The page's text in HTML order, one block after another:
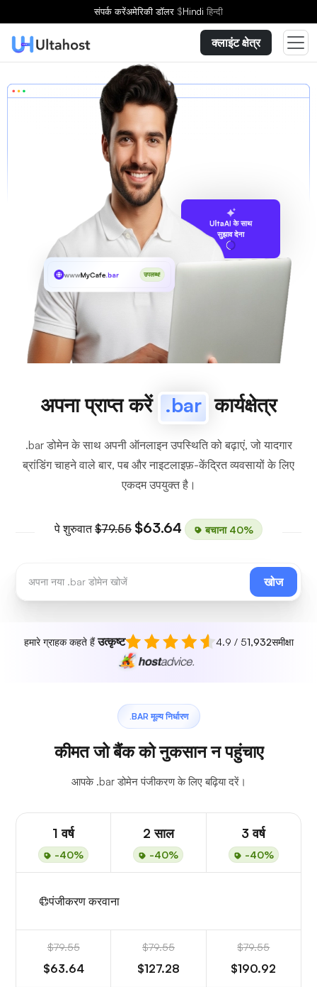
संपर्क करेंअमेरिकी डॉलर $Hindi हिन्दी
क्लाइंट क्षेत्र
UltaAI के साथ
सुझाव देना
wwwMyCafe.bar उपलब्ध!
अपना प्राप्त करें .bar कार्यक्षेत्र
.bar डोमेन के साथ अपनी ऑनलाइन उपस्थिति को बढ़ाएं, जो यादगार
ब्रांडिंग चाहने वाले बार, पब और नाइटलाइफ़-केंद्रित व्यवसायों के लिए
एकदम उपयुक्त है।
पे शुरुवात$79.55 $63.64 बचाना 40%
खोज
हमारे ग्राहक कहते हैंउत्कृष्ट 4.9 / 51,932समीक्षा
.BAR मूल्य निर्धारण
कीमत जो बैंक को नुकसान न पहुंचाए
आपके .bar डोमेन पंजीकरण के लिए बढ़िया दरें।
1 वर्ष
-40%
2 साल
-40%
3 वर्ष
-40%
पंजीकरण करवाना
$79.55
$63.64
$79.55
$127.28
$79.55
$190.92